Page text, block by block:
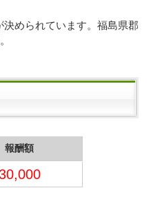
められています。福島県郡
報酬額